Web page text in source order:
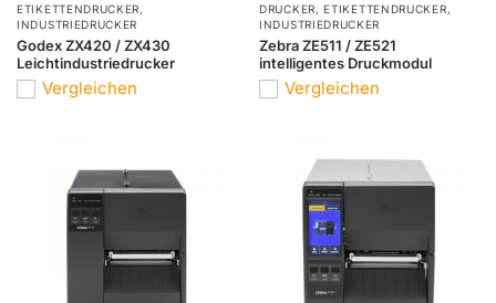
ETIKETTENDRUCKER,
INDUSTRIEDRUCKER
Godex ZX420 / ZX430
Leichtindustriedrucker
Vergleichen
DRUCKER,ETIKETTENDRUCKER,
INDUSTRIEDRUCKER
Zebra ZE511 / ZE521
intelligentes Druckmodul
Vergleichen